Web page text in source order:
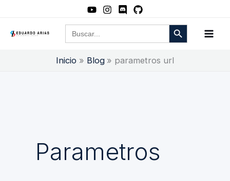
contenido
Buscar: Botón de búsqueda
Inicio Blog parametros url
Parametros